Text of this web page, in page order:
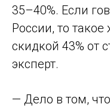
35–40%. Если
России, то
скидкой 43% от
эксперт.
— Дело в том,